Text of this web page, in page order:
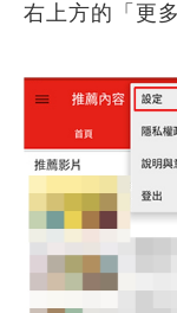
右上方的「更